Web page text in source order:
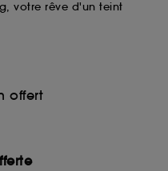
votre rêve d'un teint
offert
consentement. Si vous
sur les cookies